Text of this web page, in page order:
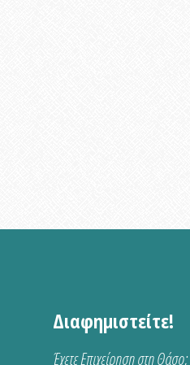
Διαφημιστείτε!
Έχετε Επιχείρηση στη Θάσο;